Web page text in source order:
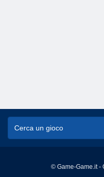
© Game-Game.it -